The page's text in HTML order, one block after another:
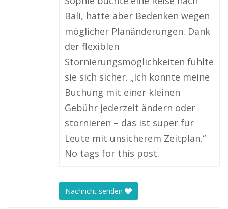
Bali, hatte aber Bedenken wegen
möglicher Planänderungen. Dank
der flexiblen
Stornierungsmöglichkeiten fühlte
sie sich sicher. „Ich konnte meine
Buchung mit einer kleinen
Gebühr jederzeit ändern oder
stornieren – das ist super für
Leute mit unsicherem Zeitplan.“
No tags for this post.
Nachricht senden